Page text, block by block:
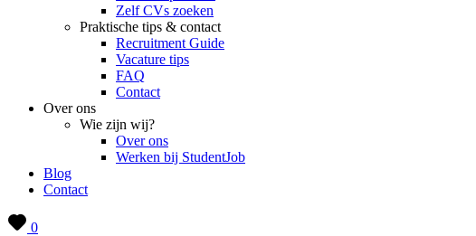
Zelf CVs zoeken
Praktische tips & contact
Recruitment Guide
Vacature tips
FAQ
Contact
Over ons
Wie zijn wij?
Over ons
Werken bij StudentJob
Blog
Contact
0